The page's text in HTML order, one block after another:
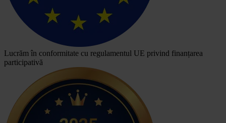
Lucrăm în conformitate cu regulamentul UE privind finanțarea
participativă